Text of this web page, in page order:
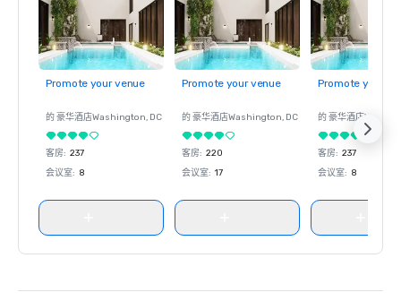
Promote your venue
的 豪华酒店Washington, DC
客房: 237
会议室: 8
Promote your venue
的 豪华酒店Washington, DC
客房: 220
会议室: 17
Promote your
的 豪华酒店
客房: 237
会议室: 8